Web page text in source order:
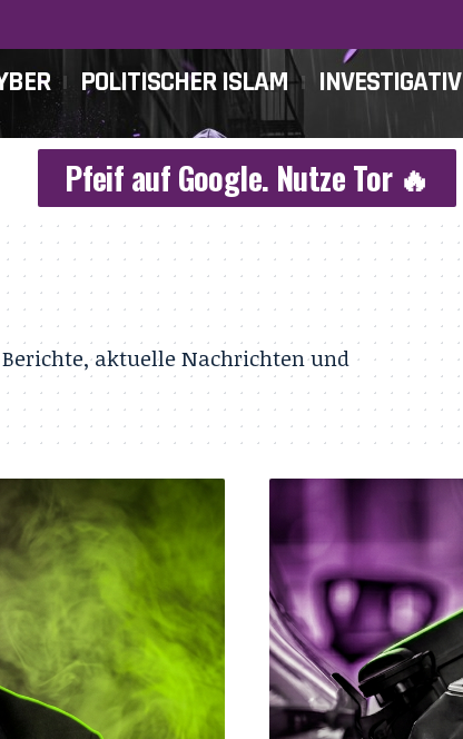
POLITISCHER ISLAM INVESTIGATIV
Pfeif auf Google. Nutze Tor 🔥
aktuelle Nachrichten und